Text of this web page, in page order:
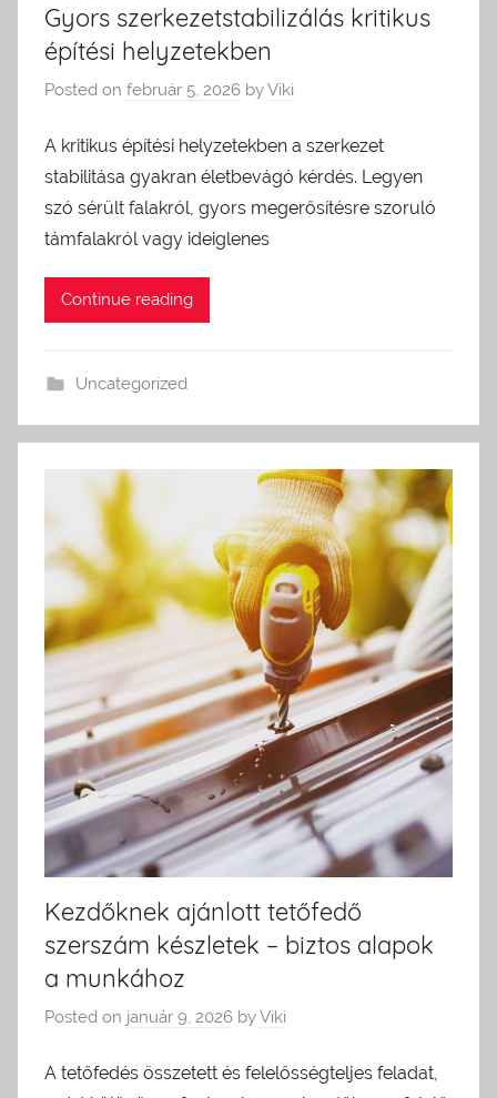
Gyors szerkezetstabilizálás kritikus
építési helyzetekben
Posted on február 5, 2026 byViki
A kritikus építési helyzetekben a szerkezet
stabilitása gyakran életbevágó kérdés. Legyen
szó sérült falakról, gyors megerősítésre szoruló
támfalakról vagy ideiglenes
Continue reading
Uncategorized
Kezdőknek ajánlott tetőfedő
szerszám készletek – biztos alapok
a munkához
Posted on január 9, 2026 byViki
A tetőfedés összetett és felelősségteljes feladat,